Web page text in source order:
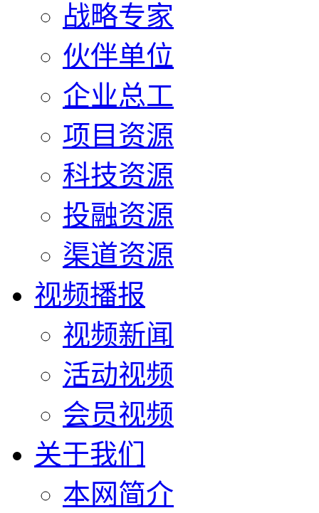
战略专家
伙伴单位
企业总工
项目资源
科技资源
投融资源
渠道资源
视频播报
视频新闻
活动视频
会员视频
关于我们
本网简介